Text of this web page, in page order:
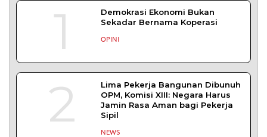
1
Demokrasi Ekonomi Bukan
Sekadar Bernama Koperasi
OPINI
2
Lima Pekerja Bangunan Dibunuh
OPM, Komisi XIII: Negara Harus
Jamin Rasa Aman bagi Pekerja
Sipil
NEWS